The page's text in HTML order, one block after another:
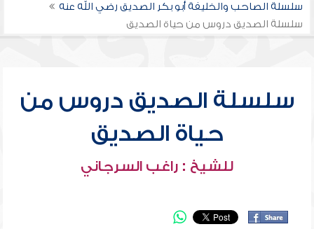
سلسلة الصاحب والخليفة أبو بكر الصديق رضي الله عنه
سلسلة الصديق دروس من حياة الصديق
سلسلة الصديق دروس من
حياة الصديق
للشيخ : راغب السرجاني